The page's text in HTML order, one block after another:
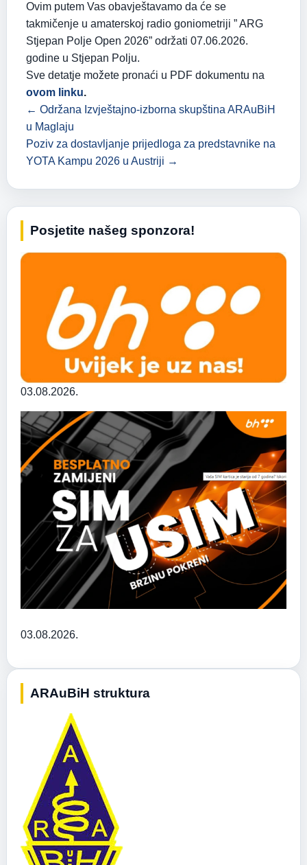
Ovim putem Vas obavještavamo da će se
takmičenje u amaterskoj radio goniometriji ” ARG
Stjepan Polje Open 2026” održati 07.06.2026.
godine u Stjepan Polju.
Sve detatje možete pronaći u PDF dokumentu na
ovom linku.
← Održana Izvještajno-izborna skupština ARAuBiH
u Maglaju
Poziv za dostavljanje prijedloga za predstavnike na
YOTA Kampu 2026 u Austriji →
Posjetite našeg sponzora!
03.08.2026.
03.08.2026.
ARAuBiH struktura